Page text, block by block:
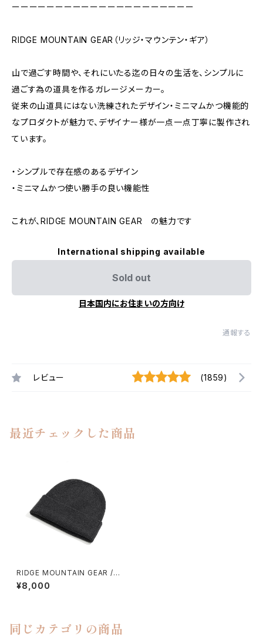
ーーーーーーーーーーーーーーーーーーーーー
RIDGE MOUNTAIN GEAR（リッジ・マウンテン・ギア）
山で過ごす時間や、それにいたる迄の日々の生活を、シンプルに
過ごす為の道具を作るガレージメーカー。
従来の山道具にはない洗練されたデザイン・ミニマムかつ機能的
なプロダクトが魅力で、デザイナー様が一点一点丁寧に製作され
ています。
・シンプルで存在感のあるデザイン
・ミニマムかつ使い勝手の良い機能性
これが、RIDGE MOUNTAIN GEAR の魅力です
International shipping available
Sold out
日本国内にお住まいの方向け
通報する
レビュー (1859)
最近チェックした商品
RIDGE MOUNTAIN GEAR /
MERINO PLAX BEANIE
¥8,000
同じカテゴリの商品